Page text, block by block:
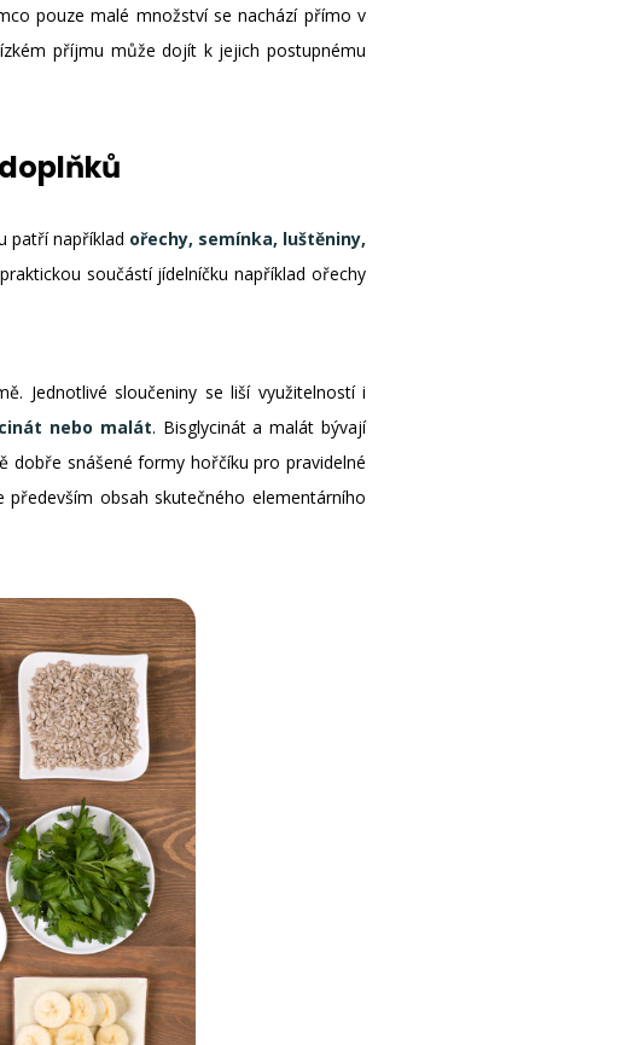
pouze malé množství se nachází přímo v
příjmu může dojít k jejich postupnému
patří například ořechy, semínka, luštěniny,
součástí jídelníčku například ořechy
Jednotlivé sloučeniny se liší využitelností i
nebo malát. Bisglycinát a malát bývají
dobře snášené formy hořčíku pro pravidelné
obsah skutečného elementárního